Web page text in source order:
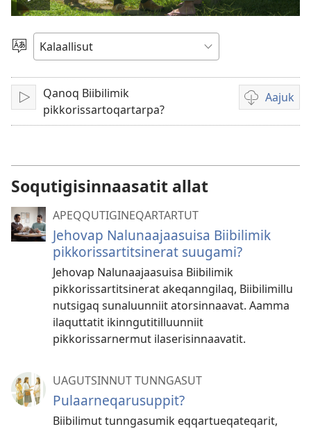
Play
video
Oqaatsit
toqqakkit
Isiginnaaruk/Tusarnaaruk
Qanoq Biibilimik
pikkorissartoqartarpa?
Aajuk
Filminik
Soqutigisinnaasatit allat
APEQQUTIGINEQARTARTUT
Jehovap Nalunaajaasuisa Biibilimik
pikkorissartitsinerat suugami?
Jehovap Nalunaajaasuisa Biibilimik
pikkorissartitsinerat akeqanngilaq, Biibilimillu
nutsigaq sunaluunniit atorsinnaavat. Aamma
ilaquttatit ikinngutitilluunniit
pikkorissarnermut ilaserisinnaavatit.
UAGUTSINNUT TUNNGASUT
Pulaarneqarusuppit?
Biibilimut tunngasumik eqqar­tueqateqarit,